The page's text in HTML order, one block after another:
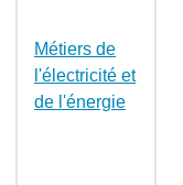
Métiers de
l'électricité et
de l'énergie